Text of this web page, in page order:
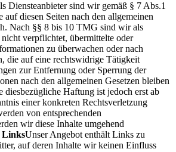
Diensteanbieter sind wir gemäß § 7 Abs.1
diesen Seiten nach den allgemeinen
Nach §§ 8 bis 10 TMG sind wir als
verpflichtet, übermittelte oder
zu überwachen oder nach
die auf eine rechtswidrige Tätigkeit
zur Entfernung oder Sperrung der
nach den allgemeinen Gesetzen bleiben
diesbezügliche Haftung ist jedoch erst ab
einer konkreten Rechtsverletzung
von entsprechenden
wir diese Inhalte umgehend
LinksUnser Angebot enthält Links zu
auf deren Inhalte wir keinen Einfluss